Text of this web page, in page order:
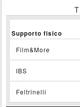
Supporto fisico
Film&More
IBS
Feltrinelli